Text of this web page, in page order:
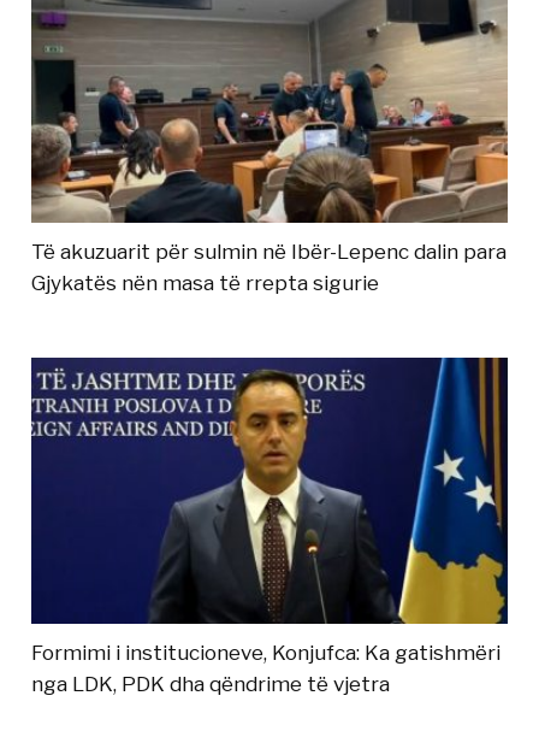
Të akuzuarit për sulmin në Ibër-Lepenc dalin para
Gjykatës nën masa të rrepta sigurie
Formimi i institucioneve, Konjufca: Ka gatishmëri
nga LDK, PDK dha qëndrime të vjetra